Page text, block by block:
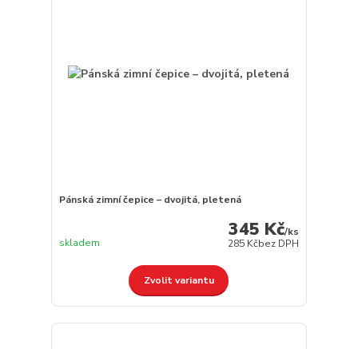
Pánská zimní čepice – dvojitá, pletená
345 Kč/ks
285 Kčbez DPH
skladem
Zvolit variantu